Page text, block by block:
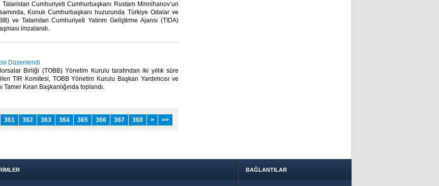
Cumhuriyeti Cumhurbaşkanı Rustam Minnihanov’un
Konuk Cumhurbaşkanı huzurunda Türkiye Odalar ve
ve Tataristan Cumhuriyeti Yatırım Geliştirme Ajansı (TIDA)
imzalandı.​
Düzenlendi
Birliği (TOBB) Yönetim Kurulu tarafından iki yıllık süre
TIR Komitesi, TOBB Yönetim Kurulu Başkan Yardımcısı ve
Tamer Kıran Başkanlığında toplandı.​​
361 362 363 364 365 366 367 368 > >>
BAĞLANTILAR